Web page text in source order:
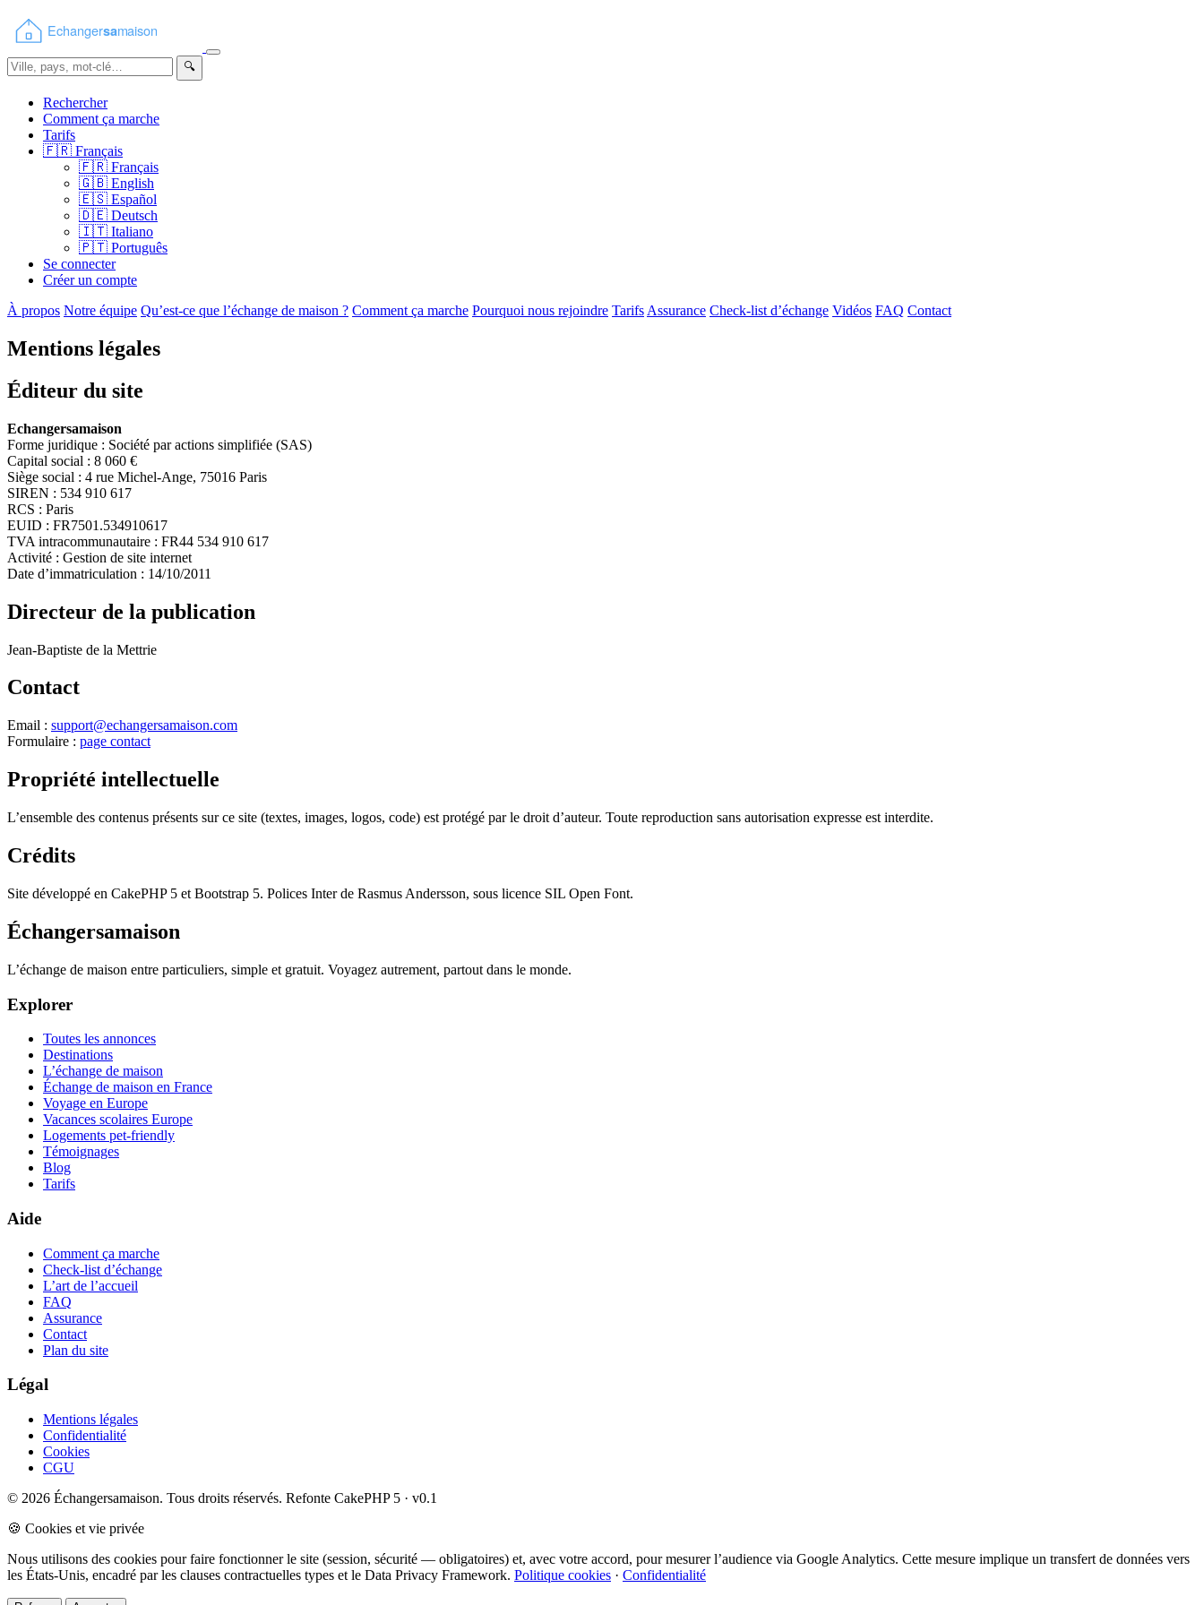
🔍
Rechercher
Comment ça marche
Tarifs
🇫🇷 Français
🇫🇷 Français
🇬🇧 English
🇪🇸 Español
🇩🇪 Deutsch
🇮🇹 Italiano
🇵🇹 Português
Se connecter
Créer un compte
À propos Notre équipe Qu’est-ce que l’échange de maison ? Comment ça marche Pourquoi nous rejoindre Tarifs Assurance Check-list d’échange Vidéos FAQ Contact
Mentions légales
Éditeur du site
Echangersamaison
Forme juridique : Société par actions simplifiée (SAS)
Capital social : 8 060 €
Siège social : 4 rue Michel-Ange, 75016 Paris
SIREN : 534 910 617
RCS : Paris
EUID : FR7501.534910617
TVA intracommunautaire : FR44 534 910 617
Activité : Gestion de site internet
Date d’immatriculation : 14/10/2011
Directeur de la publication
Jean-Baptiste de la Mettrie
Contact
Email : support@echangersamaison.com
Formulaire : page contact
Propriété intellectuelle
L’ensemble des contenus présents sur ce site (textes, images, logos, code) est protégé par le droit d’auteur. Toute reproduction sans autorisation expresse est interdite.
Crédits
Site développé en CakePHP 5 et Bootstrap 5. Polices Inter de Rasmus Andersson, sous licence SIL Open Font.
Échangersamaison
L’échange de maison entre particuliers, simple et gratuit. Voyagez autrement, partout dans le monde.
Explorer
Toutes les annonces
Destinations
L’échange de maison
Échange de maison en France
Voyage en Europe
Vacances scolaires Europe
Logements pet-friendly
Témoignages
Blog
Tarifs
Aide
Comment ça marche
Check-list d’échange
L’art de l’accueil
FAQ
Assurance
Contact
Plan du site
Légal
Mentions légales
Confidentialité
Cookies
CGU
© 2026 Échangersamaison. Tous droits réservés. Refonte CakePHP 5 · v0.1
🍪 Cookies et vie privée
Nous utilisons des cookies pour faire fonctionner le site (session, sécurité — obligatoires) et, avec votre accord, pour mesurer l’audience via Google Analytics. Cette mesure implique un transfert de données vers
les États-Unis, encadré par les clauses contractuelles types et le Data Privacy Framework. Politique cookies · Confidentialité